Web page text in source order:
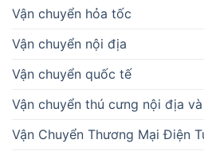
Vận chuyển hỏa tốc
Vận chuyển nội địa
Vận chuyển quốc tế
Vận chuyển thú cưng nội địa
Vận Chuyển Thương Mại Điện